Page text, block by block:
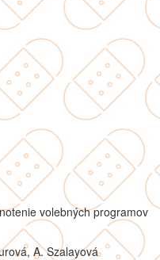
volebných programov
A. Szalayová